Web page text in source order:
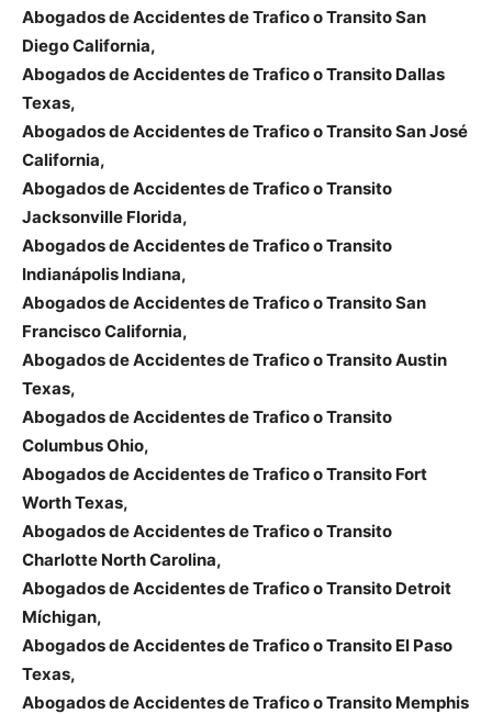
Abogados de Accidentes de Trafico o Transito San
Diego California,
Abogados de Accidentes de Trafico o Transito Dallas
Texas,
Abogados de Accidentes de Trafico o Transito San José
California,
Abogados de Accidentes de Trafico o Transito
Jacksonville Florida,
Abogados de Accidentes de Trafico o Transito
Indianápolis Indiana,
Abogados de Accidentes de Trafico o Transito San
Francisco California,
Abogados de Accidentes de Trafico o Transito Austin
Texas,
Abogados de Accidentes de Trafico o Transito
Columbus Ohio,
Abogados de Accidentes de Trafico o Transito Fort
Worth Texas,
Abogados de Accidentes de Trafico o Transito
Charlotte North Carolina,
Abogados de Accidentes de Trafico o Transito Detroit
Míchigan,
Abogados de Accidentes de Trafico o Transito El Paso
Texas,
Abogados de Accidentes de Trafico o Transito Memphis